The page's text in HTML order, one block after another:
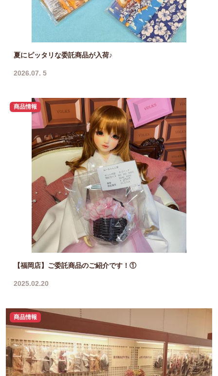
夏にピッタリな委託商品が入荷♪
2026.07. 5
商品情報
【福岡店】ご委託商品のご紹介です！①
2025.02.20
商品情報